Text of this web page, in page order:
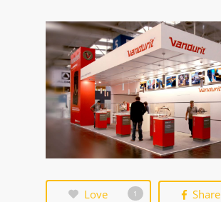
Love 1 Share